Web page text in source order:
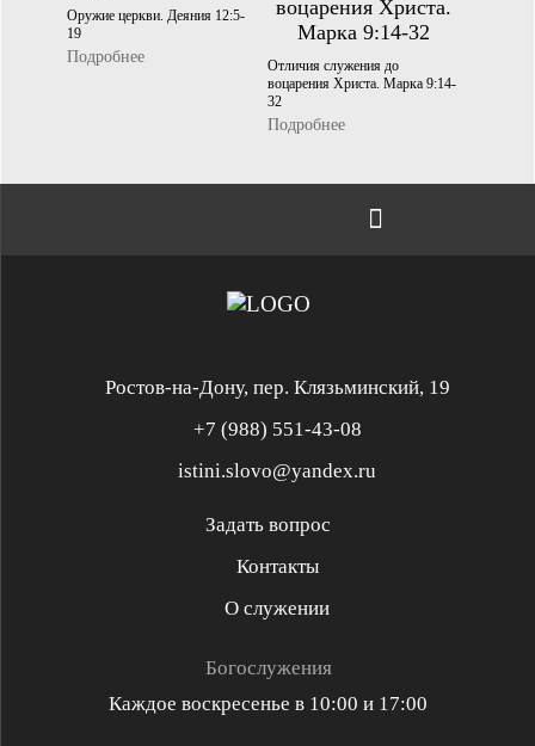
Оружие церкви. Деяния 12:5-
19
Подробнее
Отличия служения до
воцарения Христа. Марка 9:14-
32
Подробнее
Служение «Слово Истины»
Разъяснительная проповедь
Служение «Слово Истины»
Проповедь стих за стихом
Ростов-на-Дону, пер. Клязьминский, 19
+7 (988) 551-43-08
istini.slovo@yandex.ru
Задать вопрос
Контакты
О служении
Богослужения
Каждое воскресенье в 10:00 и 17:00